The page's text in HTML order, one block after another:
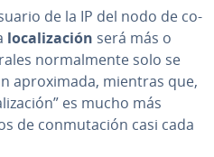
de la IP del nodo de co­
lo­ca­li­za­ción será más o
no­r­ma­l­me­n­te solo se
apro­xi­ma­da, mientras que,
es mucho más
de co­n­mu­ta­ción casi cada